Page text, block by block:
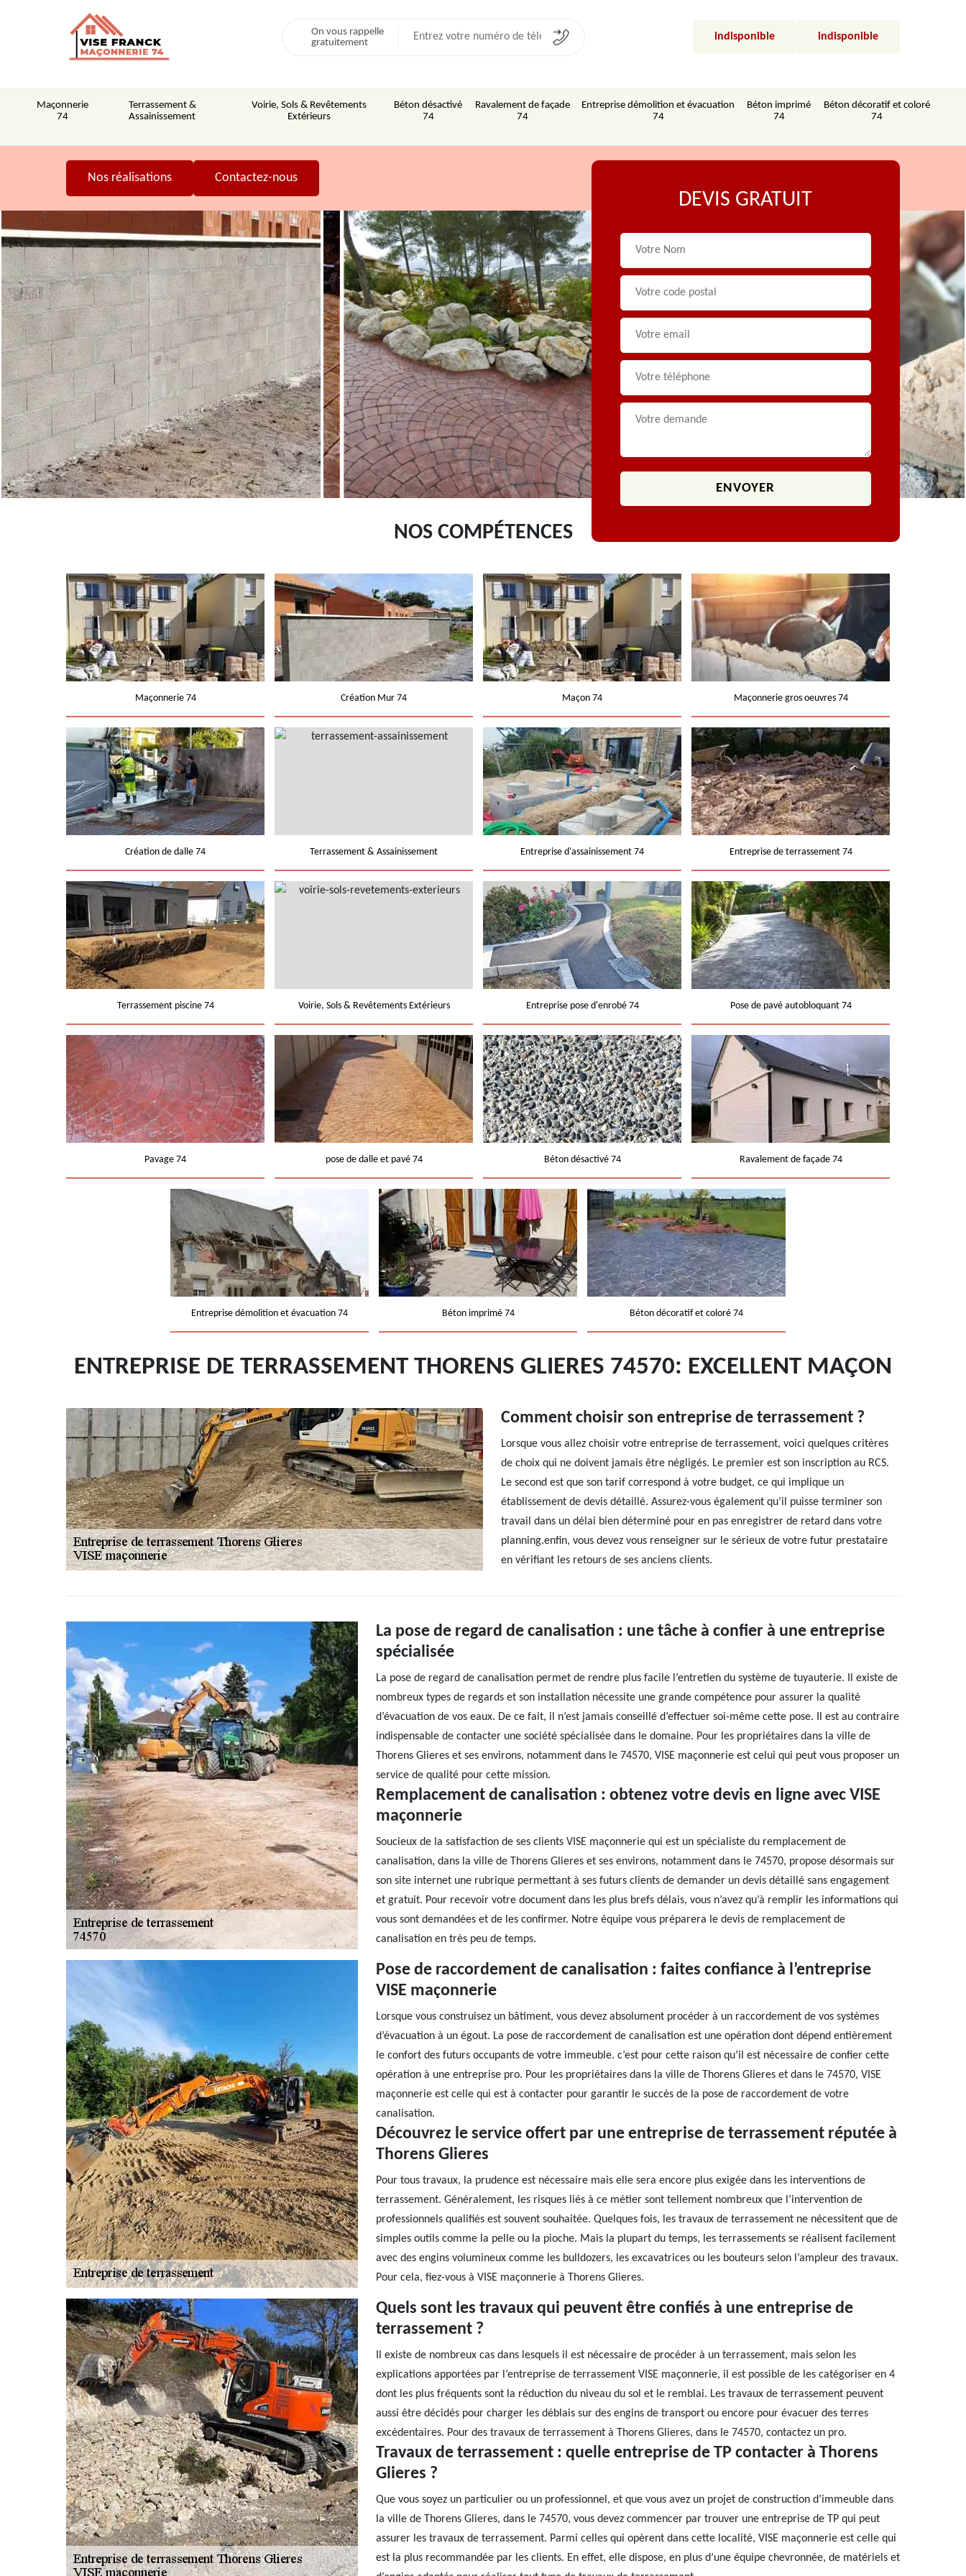
On vous rappelle
gratuitement
indisponible indisponible
Maçonnerie
74
Terrassement &
Assainissement
Voirie, Sols & Revêtements
Extérieurs
Béton désactivé
74
Ravalement de façade
74
Entreprise démolition et évacuation
74
Béton imprimé
74
Béton décoratif et coloré
74
Nos réalisations Contactez-nous
DEVIS GRATUIT
NOS COMPÉTENCES
Maçonnerie 74 Création Mur 74 Maçon 74 Maçonnerie gros oeuvres 74
Création de dalle 74 Terrassement & Assainissement Entreprise d'assainissement 74 Entreprise de terrassement 74
Terrassement piscine 74 Voirie, Sols & Revêtements Extérieurs Entreprise pose d'enrobé 74 Pose de pavé autobloquant 74
Pavage 74 pose de dalle et pavé 74 Béton désactivé 74 Ravalement de façade 74
Entreprise démolition et évacuation 74 Béton imprimé 74 Béton décoratif et coloré 74
ENTREPRISE DE TERRASSEMENT THORENS GLIERES 74570: EXCELLENT MAÇON
Comment choisir son entreprise de terrassement ?
Lorsque vous allez choisir votre entreprise de terrassement, voici quelques critères
de choix qui ne doivent jamais être négligés. Le premier est son inscription au RCS.
Le second est que son tarif correspond à votre budget, ce qui implique un
établissement de devis détaillé. Assurez-vous également qu’il puisse terminer son
travail dans un délai bien déterminé pour en pas enregistrer de retard dans votre
planning.enfin, vous devez vous renseigner sur le sérieux de votre futur prestataire
en vérifiant les retours de ses anciens clients.
La pose de regard de canalisation : une tâche à confier à une entreprise
spécialisée
La pose de regard de canalisation permet de rendre plus facile l’entretien du système de tuyauterie. Il existe de
nombreux types de regards et son installation nécessite une grande compétence pour assurer la qualité
d’évacuation de vos eaux. De ce fait, il n’est jamais conseillé d’effectuer soi-même cette pose. Il est au contraire
indispensable de contacter une société spécialisée dans le domaine. Pour les propriétaires dans la ville de
Thorens Glieres et ses environs, notamment dans le 74570, VISE maçonnerie est celui qui peut vous proposer un
service de qualité pour cette mission.
Remplacement de canalisation : obtenez votre devis en ligne avec VISE
maçonnerie
Soucieux de la satisfaction de ses clients VISE maçonnerie qui est un spécialiste du remplacement de
canalisation, dans la ville de Thorens Glieres et ses environs, notamment dans le 74570, propose désormais sur
son site internet une rubrique permettant à ses futurs clients de demander un devis détaillé sans engagement
et gratuit. Pour recevoir votre document dans les plus brefs délais, vous n’avez qu’à remplir les informations qui
vous sont demandées et de les confirmer. Notre équipe vous préparera le devis de remplacement de
canalisation en très peu de temps.
Pose de raccordement de canalisation : faites confiance à l’entreprise
VISE maçonnerie
Lorsque vous construisez un bâtiment, vous devez absolument procéder à un raccordement de vos systèmes
d’évacuation à un égout. La pose de raccordement de canalisation est une opération dont dépend entièrement
le confort des futurs occupants de votre immeuble. c’est pour cette raison qu’il est nécessaire de confier cette
opération à une entreprise pro. Pour les propriétaires dans la ville de Thorens Glieres et dans le 74570, VISE
maçonnerie est celle qui est à contacter pour garantir le succès de la pose de raccordement de votre
canalisation.
Découvrez le service offert par une entreprise de terrassement réputée à
Thorens Glieres
Pour tous travaux, la prudence est nécessaire mais elle sera encore plus exigée dans les interventions de
terrassement. Généralement, les risques liés à ce métier sont tellement nombreux que l’intervention de
professionnels qualifiés est souvent souhaitée. Quelques fois, les travaux de terrassement ne nécessitent que de
simples outils comme la pelle ou la pioche. Mais la plupart du temps, les terrassements se réalisent facilement
avec des engins volumineux comme les bulldozers, les excavatrices ou les bouteurs selon l’ampleur des travaux.
Pour cela, fiez-vous à VISE maçonnerie à Thorens Glieres.
Quels sont les travaux qui peuvent être confiés à une entreprise de
terrassement ?
Il existe de nombreux cas dans lesquels il est nécessaire de procéder à un terrassement, mais selon les
explications apportées par l’entreprise de terrassement VISE maçonnerie, il est possible de les catégoriser en 4
dont les plus fréquents sont la réduction du niveau du sol et le remblai. Les travaux de terrassement peuvent
aussi être décidés pour charger les déblais sur des engins de transport ou encore pour évacuer des terres
excédentaires. Pour des travaux de terrassement à Thorens Glieres, dans le 74570, contactez un pro.
Travaux de terrassement : quelle entreprise de TP contacter à Thorens
Glieres ?
Que vous soyez un particulier ou un professionnel, et que vous avez un projet de construction d’immeuble dans
la ville de Thorens Glieres, dans le 74570, vous devez commencer par trouver une entreprise de TP qui peut
assurer les travaux de terrassement. Parmi celles qui opèrent dans cette localité, VISE maçonnerie est celle qui
est la plus recommandée par les clients. En effet, elle dispose, en plus d’une équipe chevronnée, de matériels et